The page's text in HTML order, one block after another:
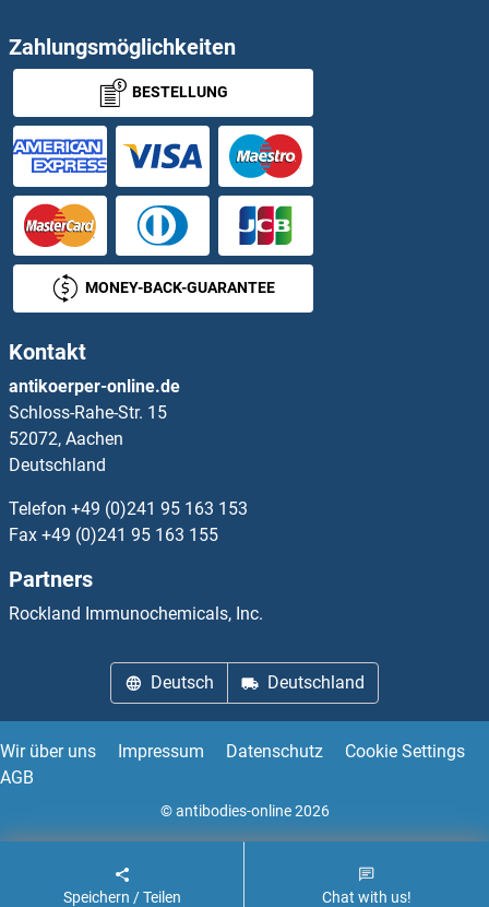
HOGA1 ELISA Kits
Homeobox B7 ELISA Kits
HOMER1 ELISA Kits
Homovanillic Acid ELISA Kits
HORMAD1 ELISA Kits
HORMAD2 ELISA Kits
HOXA1 ELISA Kits
HOXA10 ELISA Kits
HOXB4 ELISA Kits
HOXB9 ELISA Kits
HOXD12 ELISA Kits
HPCAL1 ELISA Kits
HPGDS ELISA Kits
Zahlungsmöglichkeiten
BESTELLUNG
MONEY-BACK-GUARANTEE
Kontakt
antikoerper-online.de
Schloss-Rahe-Str. 15
52072, Aachen
Deutschland
Telefon +49 (0)241 95 163 153
Fax +49 (0)241 95 163 155
Partners
Rockland Immunochemicals, Inc.
Deutsch Deutschland
Wir über uns Impressum Datenschutz
Cookie Settings
AGB
© antibodies-online 2026
Speichern / Teilen Chat with us!